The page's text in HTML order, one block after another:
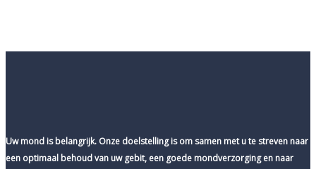
Uw mond is belangrijk. Onze doelstelling is om samen met u te streven naar
een optimaal behoud van uw gebit, een goede mondverzorging en naar